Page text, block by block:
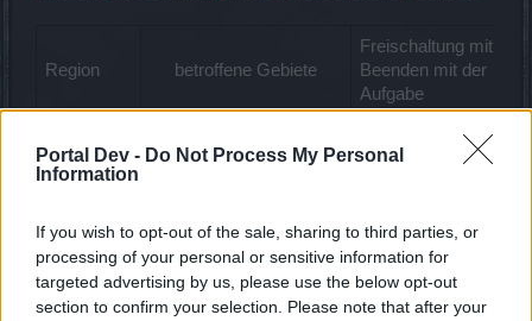
Portal Dev - Do Not Process My Personal
Information
If you wish to opt-out of the sale, sharing to third parties, or
processing of your personal or sensitive information for
targeted advertising by us, please use the below opt-out
section to confirm your selection. Please note that after your
Region betroffene Gebiete​
Freischaltung mit
Beenden mit der
Aufgabe
Duria
Laboratorium der
Lügen + Khalys'
Elysium
Kavernen von
'Ehrgeiz und